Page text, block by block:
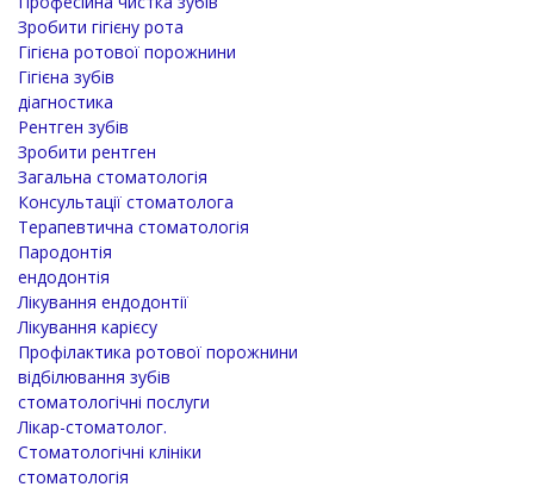
Зробити гігієну рота
Гігієна ротової порожнини
Гігієна зубів
діагностика
Рентген зубів
Зробити рентген
Загальна стоматологія
Консультації стоматолога
Терапевтична стоматологія
Пародонтія
ендодонтія
Лікування ендодонтії
Лікування карієсу
Профілактика ротової порожнини
відбілювання зубів
стоматологічні послуги
Лікар-стоматолог.
Стоматологічні клініки
стоматологія